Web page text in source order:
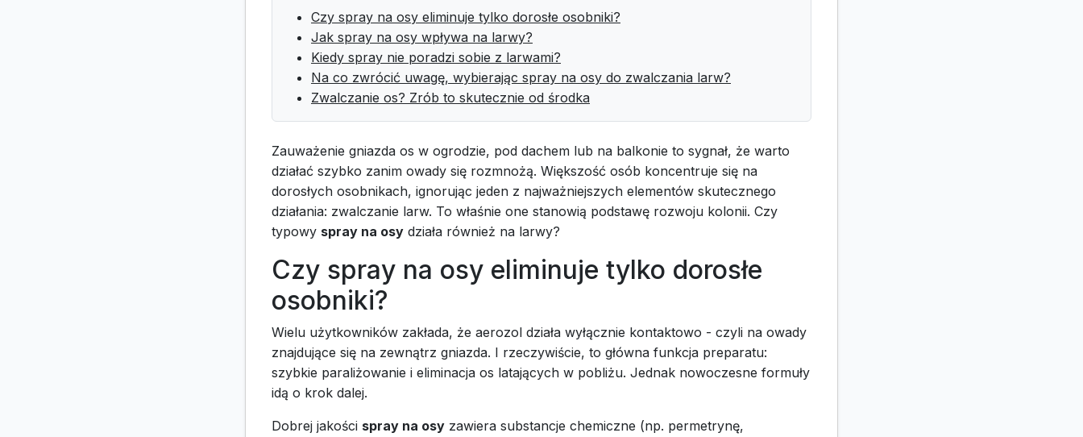
Czy spray na osy eliminuje tylko dorosłe osobniki?
Jak spray na osy wpływa na larwy?
Kiedy spray nie poradzi sobie z larwami?
Na co zwrócić uwagę, wybierając spray na osy do zwalczania larw?
Zwalczanie os? Zrób to skutecznie od środka
Zauważenie gniazda os w ogrodzie, pod dachem lub na balkonie to sygnał, że warto
działać szybko zanim owady się rozmnożą. Większość osób koncentruje się na
dorosłych osobnikach, ignorując jeden z najważniejszych elementów skutecznego
działania: zwalczanie larw. To właśnie one stanowią podstawę rozwoju kolonii. Czy
typowy spray na osy działa również na larwy?
Czy spray na osy eliminuje tylko dorosłe
osobniki?
Wielu użytkowników zakłada, że aerozol działa wyłącznie kontaktowo - czyli na owady
znajdujące się na zewnątrz gniazda. I rzeczywiście, to główna funkcja preparatu:
szybkie paraliżowanie i eliminacja os latających w pobliżu. Jednak nowoczesne formuły
idą o krok dalej.
Dobrej jakości spray na osy zawiera substancje chemiczne (np. permetrynę,